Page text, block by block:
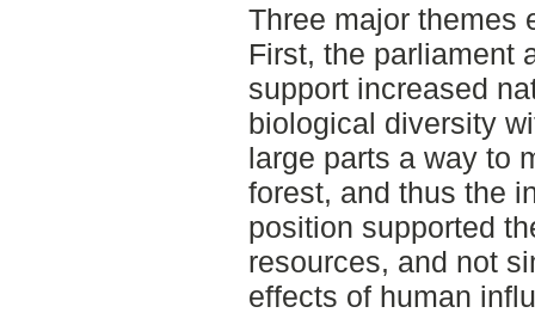
Three major themes
First, the parliament
support increased
biological diversity
large parts a way to
forest, and thus the
position supported
resources, and not
effects of human